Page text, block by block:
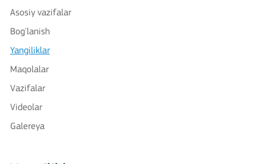
Asosiy vazifalar
Bog'lanish
Yangiliklar
Maqolalar
Vazifalar
Videolar
Galereya